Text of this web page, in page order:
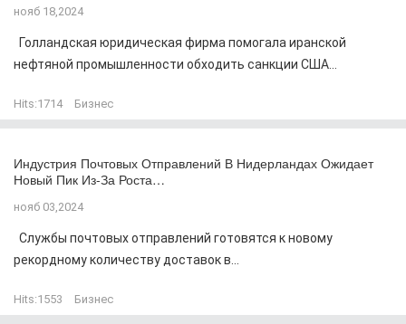
нояб 18,2024
Голландская юридическая фирма помогала иранской
нефтяной промышленности обходить санкции США...
Hits:1714 Бизнес
Индустрия Почтовых Отправлений В Нидерландах Ожидает
Новый Пик Из-За Роста…
нояб 03,2024
Службы почтовых отправлений готовятся к новому
рекордному количеству доставок в...
Hits:1553 Бизнес